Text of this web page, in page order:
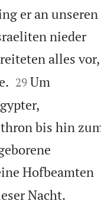
er an unseren
nieder
alles vor,

29 Um
bis hin
Hofbeamten
Nacht.